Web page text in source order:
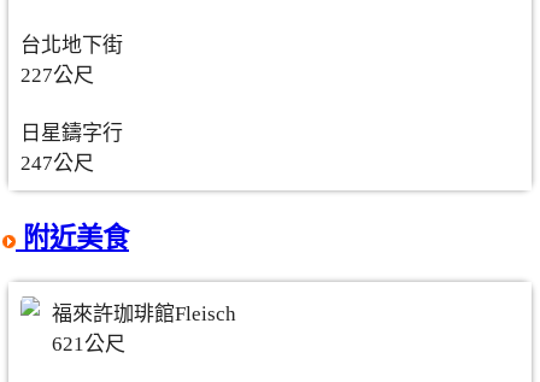
台北地下街
227公尺
日星鑄字行
247公尺
附近美食
福來許珈琲館Fleisch
621公尺